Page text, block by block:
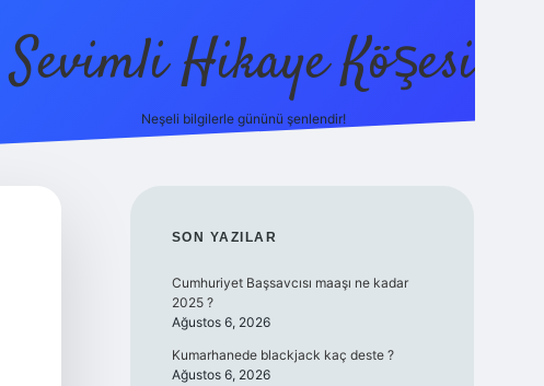
Sevimli Hikaye Köşesi
Neşeli bilgilerle gününü şenlendir!
SIDEBAR
SON YAZILAR
Cumhuriyet Başsavcısı maaşı ne kadar
2025 ?
Ağustos 6, 2026
Kumarhanede blackjack kaç deste ?
Ağustos 6, 2026